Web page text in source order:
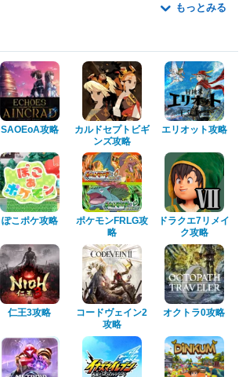
もっとみる
SAOEoA攻略
カルドセプトビギ
ンズ攻略
エリオット攻略
ぽこポケ攻略
ポケモンFRLG攻
略
ドラクエ7リメイ
ク攻略
仁王3攻略
コードヴェイン2
攻略
オクトラ0攻略